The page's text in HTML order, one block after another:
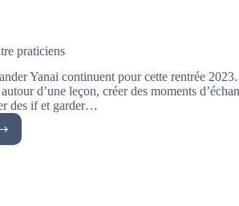
praticiens
Yanai continuent pour cette rentrée
d’une leçon, créer des moments
des if et garder…